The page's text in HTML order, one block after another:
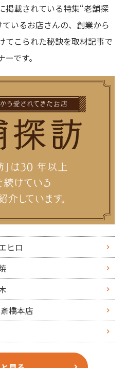
掲載されている特集“老舗探
いるお店さんの、創業から
てこられた秘訣を取材記事で
です。
ヒロ
橋本店